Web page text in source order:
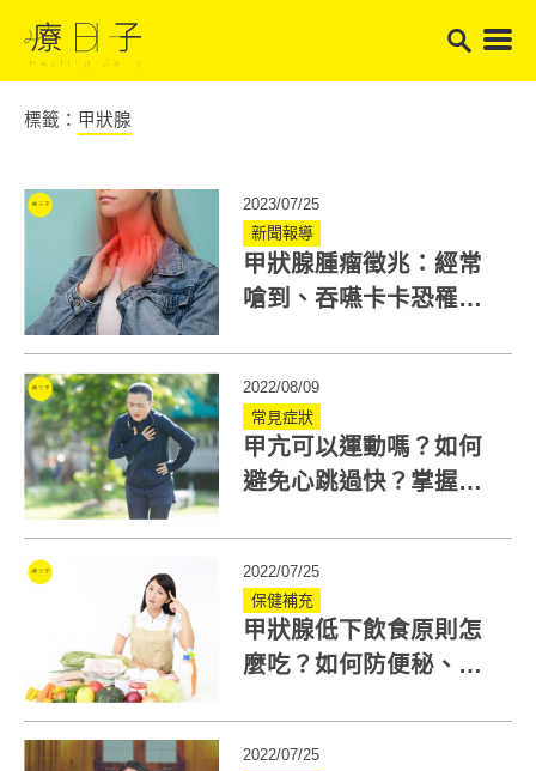
標籤： 甲狀腺
2023/07/25
新聞報導
甲狀腺腫瘤徵兆：經常
嗆到、吞嚥卡卡恐罹甲
2022/08/09
常見症狀
甲亢可以運動嗎？如何
避免心跳過快？掌握心
2022/07/25
保健補充
甲狀腺低下飲食原則怎
麼吃？如何防便秘、發
2022/07/25